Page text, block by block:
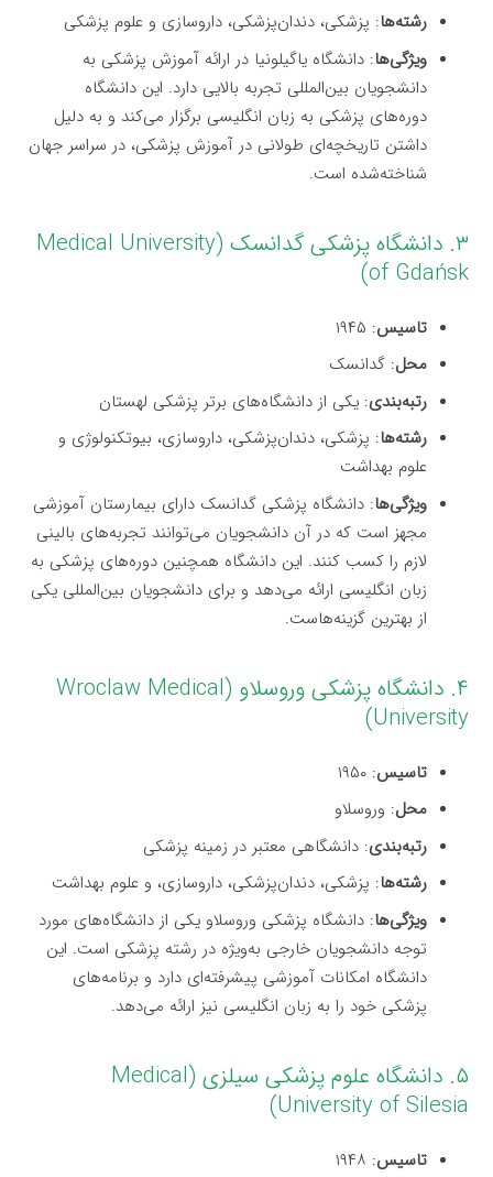
رشته‌ها: پزشکی، دندان‌پزشکی، داروسازی و علوم پزشکی
ویژگی‌ها: دانشگاه یاگیلونیا در ارائه آموزش پزشکی به
دانشجویان بین‌المللی تجربه بالایی دارد. این دانشگاه
دوره‌های پزشکی به زبان انگلیسی برگزار می‌کند و به دلیل
داشتن تاریخچه‌ای طولانی در آموزش پزشکی، در سراسر جهان
شناخته‌شده است.
۳. دانشگاه پزشکی گدانسک (Medical University
of Gdańsk)
تاسیس: ۱۹۴۵
محل: گدانسک
رتبه‌بندی: یکی از دانشگاه‌های برتر پزشکی لهستان
رشته‌ها: پزشکی، دندان‌پزشکی، داروسازی، بیوتکنولوژی و
علوم بهداشت
ویژگی‌ها: دانشگاه پزشکی گدانسک دارای بیمارستان آموزشی
مجهز است که در آن دانشجویان می‌توانند تجربه‌های بالینی
لازم را کسب کنند. این دانشگاه همچنین دوره‌های پزشکی به
زبان انگلیسی ارائه می‌دهد و برای دانشجویان بین‌المللی یکی
از بهترین گزینه‌هاست.
۴. دانشگاه پزشکی وروسلاو (Wroclaw Medical
University)
تاسیس: ۱۹۵۰
محل: وروسلاو
رتبه‌بندی: دانشگاهی معتبر در زمینه پزشکی
رشته‌ها: پزشکی، دندان‌پزشکی، داروسازی، و علوم بهداشت
ویژگی‌ها: دانشگاه پزشکی وروسلاو یکی از دانشگاه‌های مورد
توجه دانشجویان خارجی به‌ویژه در رشته پزشکی است. این
دانشگاه امکانات آموزشی پیشرفته‌ای دارد و برنامه‌های
پزشکی خود را به زبان انگلیسی نیز ارائه می‌دهد.
۵. دانشگاه علوم پزشکی سیلزی (Medical
University of Silesia)
تاسیس: ۱۹۴۸